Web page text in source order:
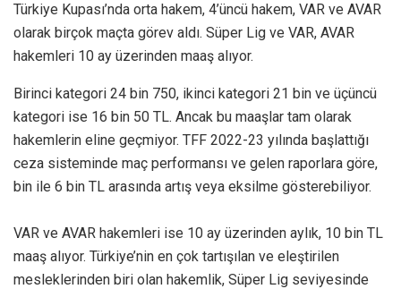
Türkiye Kupası’nda orta hakem, 4’üncü hakem, VAR ve AVAR
olarak birçok maçta görev aldı. Süper Lig ve VAR, AVAR
hakemleri 10 ay üzerinden maaş alıyor.
Birinci kategori 24 bin 750, ikinci kategori 21 bin ve üçüncü
kategori ise 16 bin 50 TL. Ancak bu maaşlar tam olarak
hakemlerin eline geçmiyor. TFF 2022-23 yılında başlattığı
ceza sisteminde maç performansı ve gelen raporlara göre,
bin ile 6 bin TL arasında artış veya eksilme gösterebiliyor.
VAR ve AVAR hakemleri ise 10 ay üzerinden aylık, 10 bin TL
maaş alıyor. Türkiye’nin en çok tartışılan ve eleştirilen
mesleklerinden biri olan hakemlik, Süper Lig seviyesinde